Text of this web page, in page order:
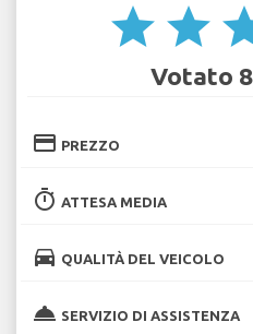
star star
Votato
credit_card PREZZO
timer ATTESA MEDIA
directions_car QUALITÀ DEL VEICOLO
room_service SERVIZIO DI ASSISTENZA